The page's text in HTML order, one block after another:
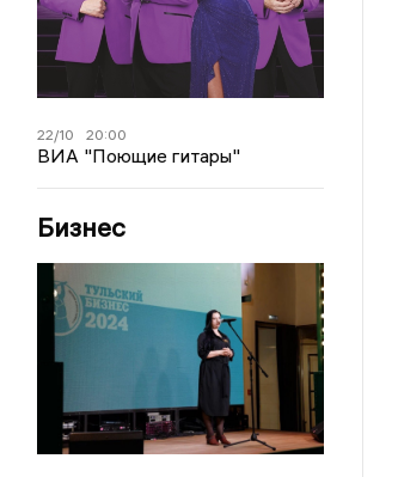
22/10 20:00
ВИА "Поющие гитары"
Бизнес